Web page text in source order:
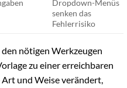
Dropdown-Menüs
senken das
Fehlerrisiko
nötigen Werkzeugen
zu einer erreichbaren
und Weise verändert,